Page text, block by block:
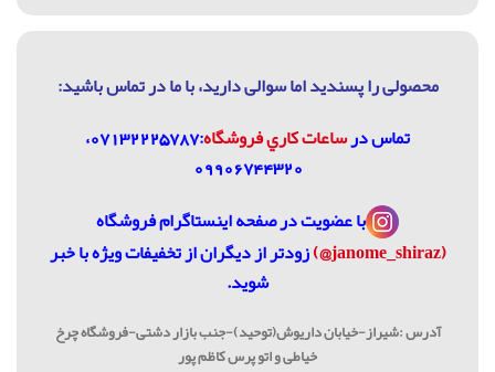
محصولی را پسندید اما سوالی دارید، با ما در تماس باشيد:
تماس درساعات كاري فروشگاه
:07132225787،
09906744320
با عضویت درصفحه اینستاگرام فروشگاه
(janome_shiraz@)
زودتر از دیگران از تخفیفات ویژه با خبر
شوید.
آدرس :شیراز-خیابان داریوش(توحید)-جنب بازار دشتی-فروشگاه چرخ
خیاطی و اتو پرس کاظم پور